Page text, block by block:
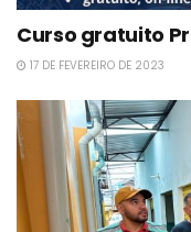
Curso gratuito
17 DE FEVEREIRO DE 2023